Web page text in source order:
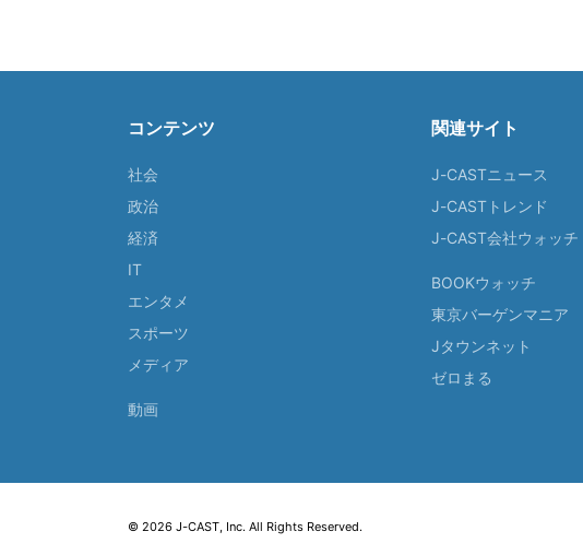
コンテンツ
社会
政治
経済
IT
エンタメ
スポーツ
メディア
動画
関連サイト
J-CASTニュース
J-CASTトレンド
J-CAST会社ウォッチ
BOOKウォッチ
東京バーゲンマニア
Jタウンネット
ゼロまる
© 2026 J-CAST, Inc. All Rights Reserved.